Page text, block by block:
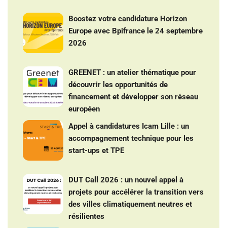
Boostez votre candidature Horizon
Europe avec Bpifrance le 24 septembre
2026
GREENET : un atelier thématique pour
découvrir les opportunités de
financement et développer son réseau
européen
Appel à candidatures Icam Lille : un
accompagnement technique pour les
start-ups et TPE
DUT Call 2026 : un nouvel appel à
projets pour accélérer la transition vers
des villes climatiquement neutres et
résilientes